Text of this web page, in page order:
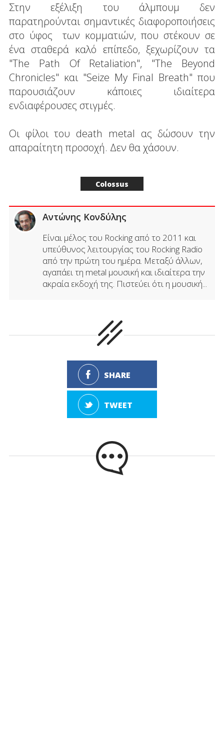
Στην εξέλιξη του άλμπουμ δεν
παρατηρούνται σημαντικές διαφοροποιήσεις
στο ύφος των κομματιών, που στέκουν σε
ένα σταθερά καλό επίπεδο, ξεχωρίζουν τα
"The Path Of Retaliation", "The Beyond
Chronicles" και "Seize My Final Breath" που
παρουσιάζουν κάποιες ιδιαίτερα
ενδιαφέρουσες στιγμές.
Οι φίλοι του death metal ας δώσουν την
απαραίτητη προσοχή. Δεν θα χάσουν.
Colossus
Αντώνης Κονδύλης
Είναι μέλος του Rocking από το 2011 και
υπεύθυνος λειτουργίας του Rocking Radio
από την πρώτη του ημέρα. Μεταξύ άλλων,
αγαπάει τη metal μουσική και ιδιαίτερα την
ακραία εκδοχή της. Πιστεύει ότι η μουσική...
SHARE
TWEET